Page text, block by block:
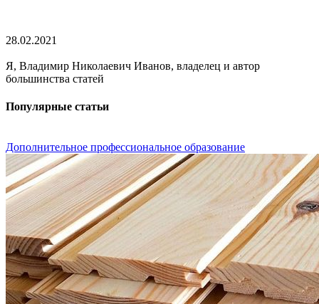
28.02.2021
Я, Владимир Николаевич Иванов, владелец и автор
большинства статей
Популярные статьи
Дополнительное профессиональное образование